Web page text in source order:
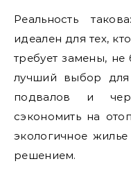
Реальность
идеален для тех,
требует замены, не
лучший выбор для
подвалов и
сэкономить на
экологичное
решением.